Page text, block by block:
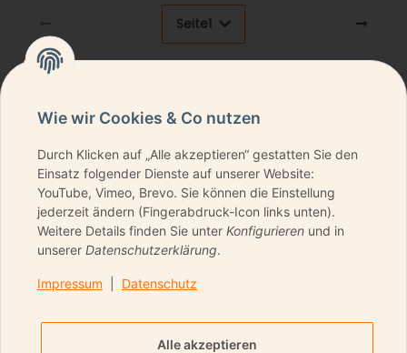
Seite1
NEWSLETTER ABONNIEREN & KEINE DEALS
VERPASSEN
Datenschutzerklärungregelmäßig und jederzeit
widerruflich Informationen zu Ihrem Produktsortiment per
Wie wir Cookies & Co nutzen
Durch Klicken auf „Alle akzeptieren“ gestatten Sie den
Einsatz folgender Dienste auf unserer Website:
YouTube, Vimeo, Brevo. Sie können die Einstellung
jederzeit ändern (Fingerabdruck-Icon links unten).
Weitere Details finden Sie unter Konfigurieren und in
unserer Datenschutzerklärung.
Impressum Datenschutz
Alle akzeptieren